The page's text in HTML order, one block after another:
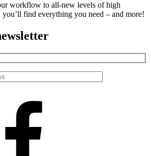
workflow to all-new levels of high
find everything you need – and more!